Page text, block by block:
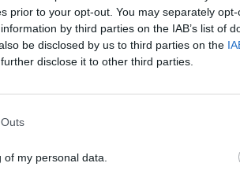
prior to your opt-out. You may separately
by third parties on the IAB’s list of
be disclosed by us to third parties on the
disclose it to other third parties.
my personal data.
Artikelempfehlung